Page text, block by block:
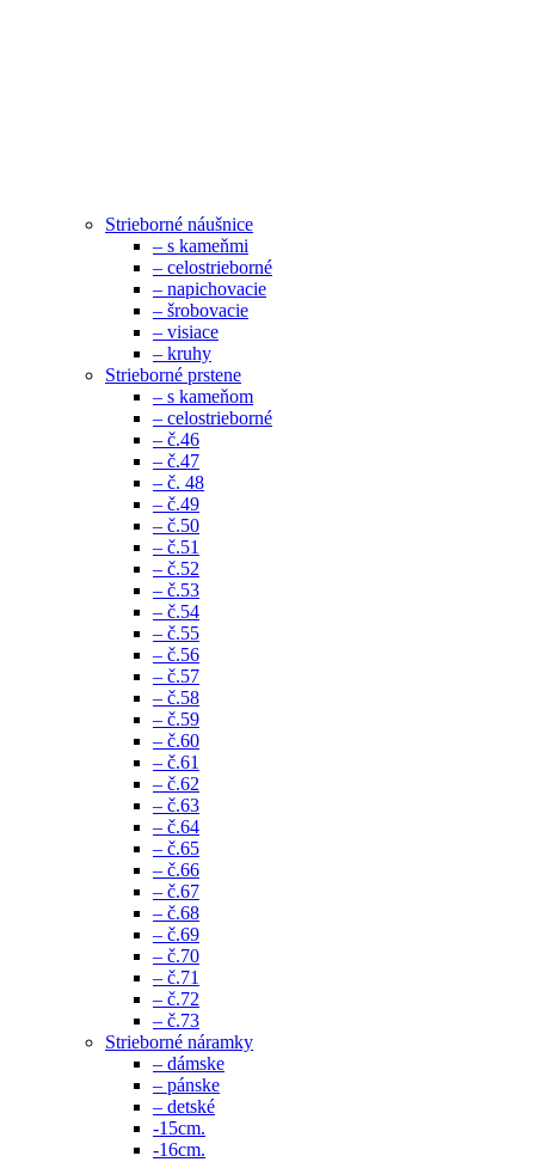
Strieborné náušnice
– s kameňmi
– celostrieborné
– napichovacie
– šrobovacie
– visiace
– kruhy
Strieborné prstene
– s kameňom
– celostrieborné
– č.46
– č.47
– č. 48
– č.49
– č.50
– č.51
– č.52
– č.53
– č.54
– č.55
– č.56
– č.57
– č.58
– č.59
– č.60
– č.61
– č.62
– č.63
– č.64
– č.65
– č.66
– č.67
– č.68
– č.69
– č.70
– č.71
– č.72
– č.73
Strieborné náramky
– dámske
– pánske
– detské
-15cm.
-16cm.